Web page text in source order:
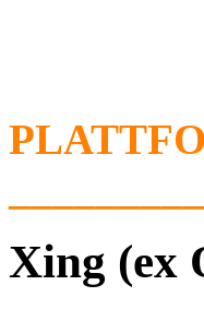
Xing (ex